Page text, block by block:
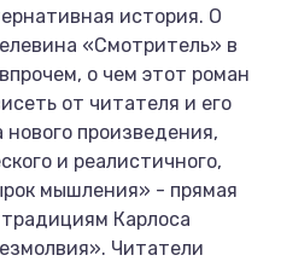
история. О
«Смотритель» в
о чем этот роман
от читателя и его
произведения,
и реалистичного,
мышления» - прямая
Карлоса
Читатели